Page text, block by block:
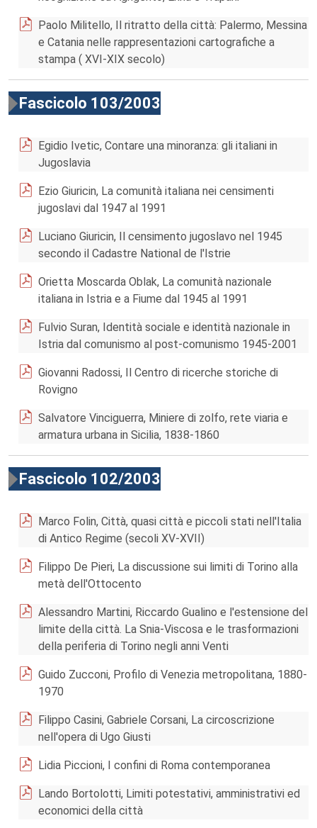
Paolo Militello, Il ritratto della città: Palermo, Messina
e Catania nelle rappresentazioni cartografiche a
stampa ( XVI-XIX secolo)
Fascicolo 103/2003
Egidio Ivetic, Contare una minoranza: gli italiani in
Jugoslavia
Ezio Giuricin, La comunità italiana nei censimenti
jugoslavi dal 1947 al 1991
Luciano Giuricin, Il censimento jugoslavo nel 1945
secondo il Cadastre National de l'Istrie
Orietta Moscarda Oblak, La comunità nazionale
italiana in Istria e a Fiume dal 1945 al 1991
Fulvio Suran, Identità sociale e identità nazionale in
Istria dal comunismo al post-comunismo 1945-2001
Giovanni Radossi, Il Centro di ricerche storiche di
Rovigno
Salvatore Vinciguerra, Miniere di zolfo, rete viaria e
armatura urbana in Sicilia, 1838-1860
Fascicolo 102/2003
Marco Folin, Città, quasi città e piccoli stati nell'Italia
di Antico Regime (secoli XV-XVII)
Filippo De Pieri, La discussione sui limiti di Torino alla
metà dell'Ottocento
Alessandro Martini, Riccardo Gualino e l'estensione del
limite della città. La Snia-Viscosa e le trasformazioni
della periferia di Torino negli anni Venti
Guido Zucconi, Profilo di Venezia metropolitana, 1880-
1970
Filippo Casini, Gabriele Corsani, La circoscrizione
nell'opera di Ugo Giusti
Lidia Piccioni, I confini di Roma contemporanea
Lando Bortolotti, Limiti potestativi, amministrativi ed
economici della città